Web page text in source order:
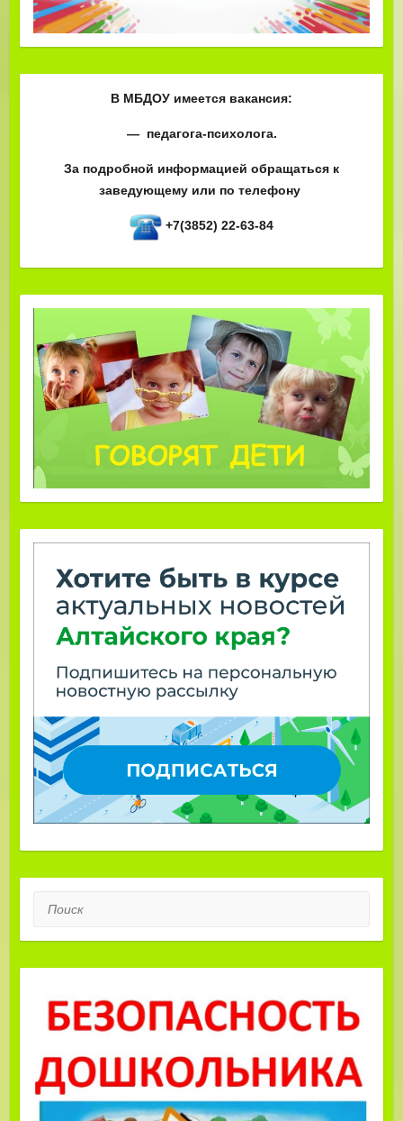
В МБДОУ имеется вакансия:
— педагога-психолога.
За подробной информацией обращаться к
заведующему или по телефону
+7(3852) 22-63-84
Поиск